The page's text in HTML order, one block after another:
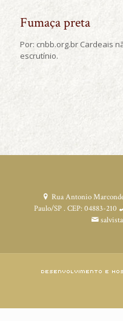
Fumaça preta
Por: cnbb.org.br Cardeais
escrutínio.
Rua Antonio
Paulo/SP . CEP: 04883-210